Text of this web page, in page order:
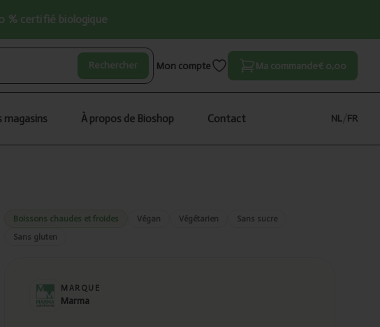
% certifié biologique
Rechercher Mon compte Ma commande€ 0,00
magasins À propos de Bioshop Contact NL FR
Boissons chaudes et froides Végan Végétarien
Sans sucre
Sans gluten
MARQUE
Marma